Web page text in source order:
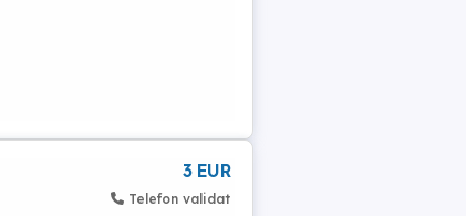
3 EUR
Telefon validat